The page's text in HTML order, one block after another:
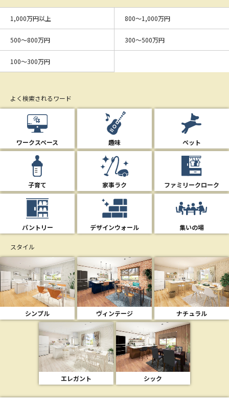
1,000万円以上 800〜1,000万円
500〜800万円 300〜500万円
100〜300万円
よく検索されるワード
ワークスペース 趣味 ペット
子育て 家事ラク ファミリークローク
パントリー デザインウォール 集いの場
スタイル
シンプル ヴィンテージ ナチュラル
エレガント シック